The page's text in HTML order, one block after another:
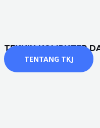
TEKNIK KOMPUTER
TENTANG TKJ